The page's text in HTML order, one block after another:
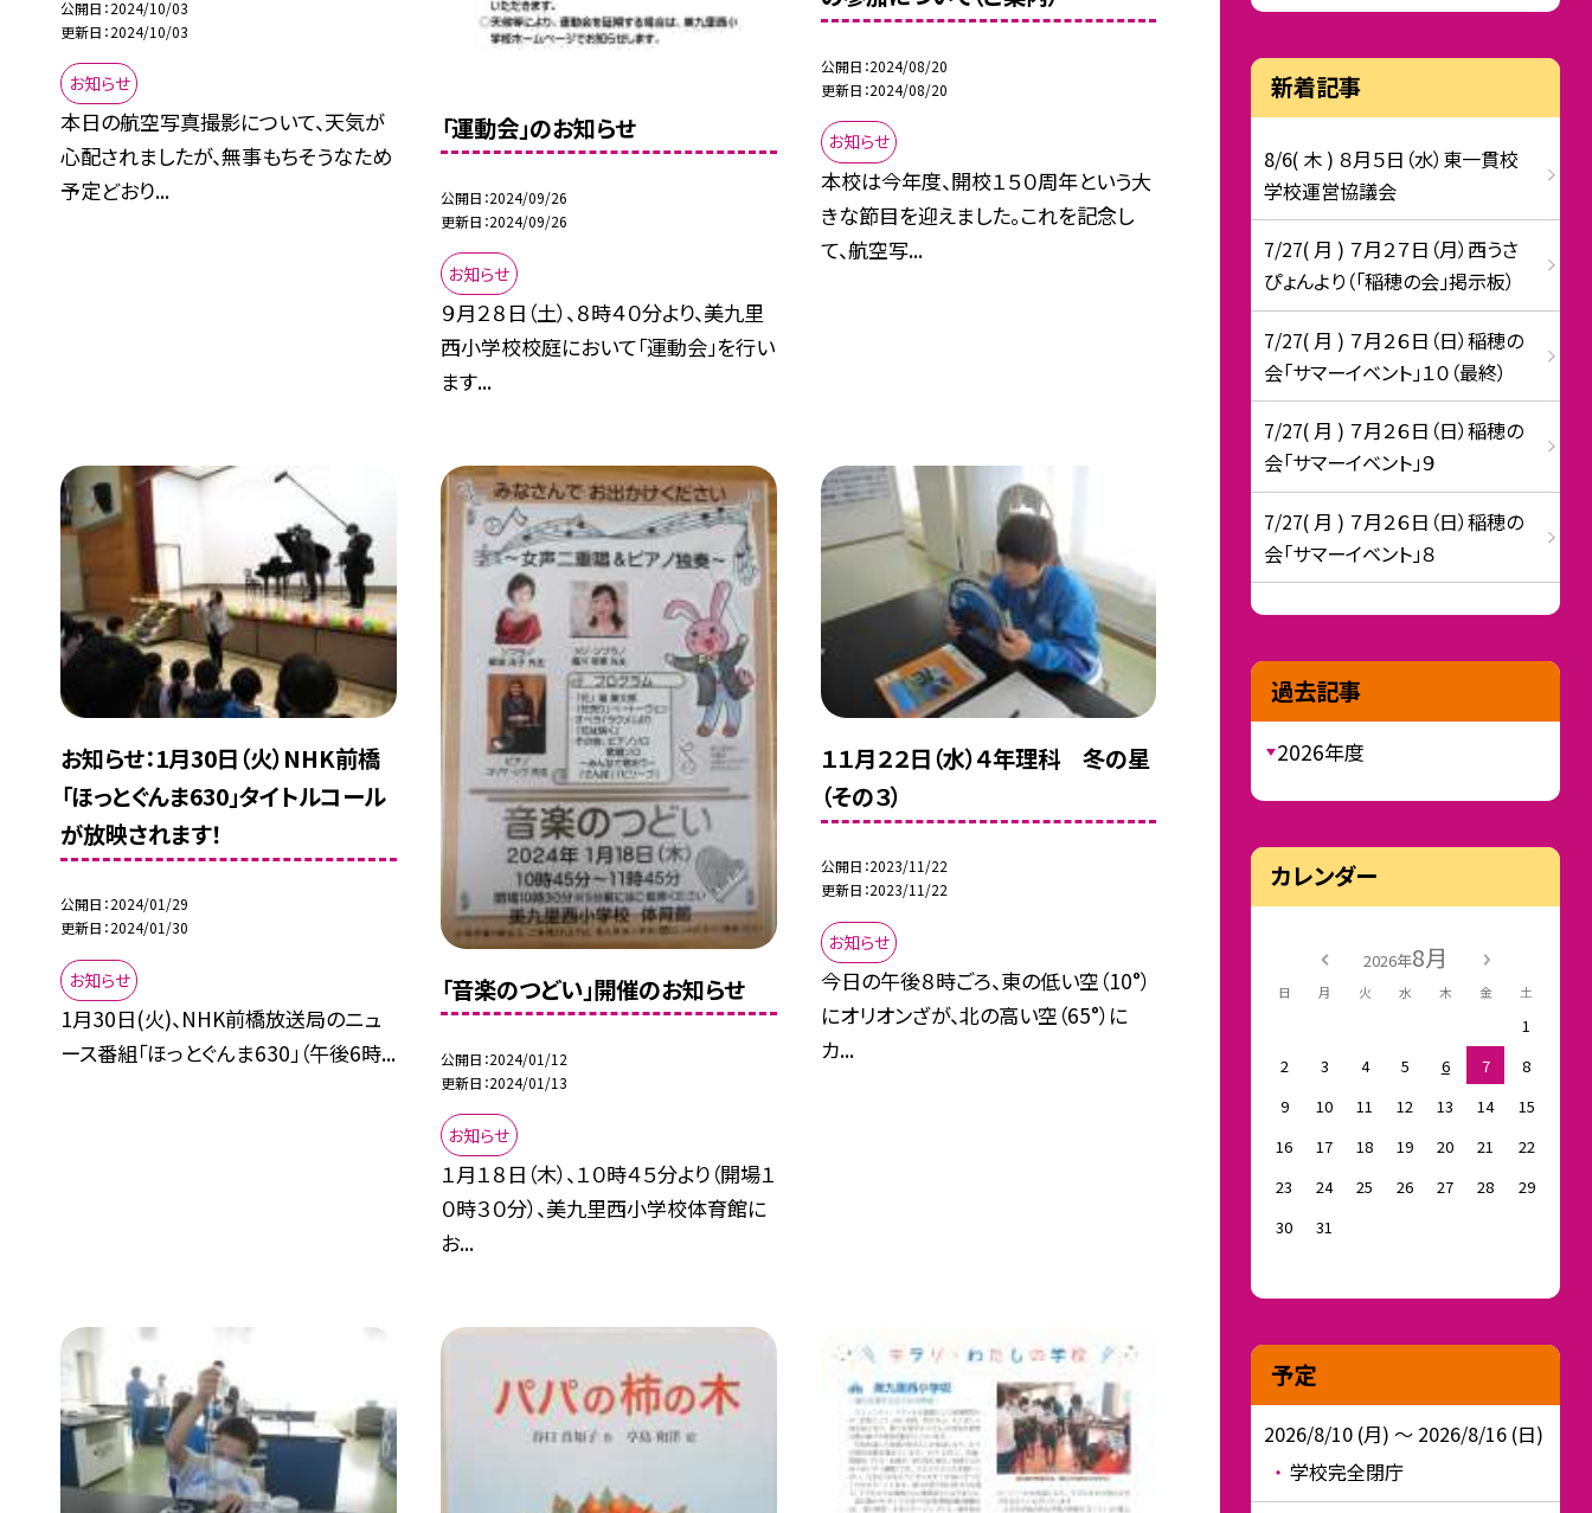
公開日 2024/10/03
更新日 2024/10/03
お知らせ
本日の航空写真撮影について、天気が
心配されましたが、無事もちそうなため
予定どおり...
「運動会」のお知らせ
公開日 2024/09/26
更新日 2024/09/26
お知らせ
９月２８日（土）、８時４０分より、美九里
西小学校校庭において「運動会」を行い
ます...
公開日 2024/08/20
更新日 2024/08/20
お知らせ
本校は今年度、開校１５０周年という大
きな節目を迎えました。これを記念し
て、航空写...
お知らせ：1月30日（火）NHK前橋
「ほっとぐんま630」タイトルコール
が放映されます！
公開日 2024/01/29
更新日 2024/01/30
お知らせ
1月30日(火)、NHK前橋放送局のニュ
ース番組「ほっとぐんま630」（午後6時...
「音楽のつどい」開催のお知らせ
公開日 2024/01/12
更新日 2024/01/13
お知らせ
１月１８日（木）、１０時４５分より（開場１
０時３０分）、美九里西小学校体育館に
お...
１１月２２日（水）４年理科 冬の星
（その３）
公開日 2023/11/22
更新日 2023/11/22
お知らせ
今日の午後８時ごろ、東の低い空（10°）
にオリオンざが、北の高い空（65°）に
カ...
新着記事
8/6( 木 ) ８月５日（水）東一貫校
学校運営協議会
7/27( 月 ) ７月２７日（月）西うさ
ぴょんより（「稲穂の会」掲示板）
7/27( 月 ) ７月２６日（日）稲穂の
会「サマーイベント」１０（最終）
7/27( 月 ) ７月２６日（日）稲穂の
会「サマーイベント」９
7/27( 月 ) ７月２６日（日）稲穂の
会「サマーイベント」８
過去記事
2026年度
カレンダー
2026年8月
日 月 火 水 木 金 土
1
2
3 4 5 6 7
8
9
10 11 12 13 14
15
16
17 18 19 20 21
22
23
24 25 26 27 28
29
30
31
予定
2026/8/10 (月) ～ 2026/8/16 (日)
学校完全閉庁